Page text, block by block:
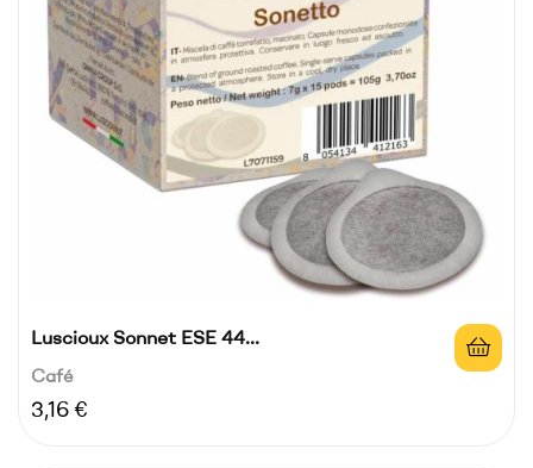
Luscioux Sonnet ESE 44...
Café
Precio
3,16 €